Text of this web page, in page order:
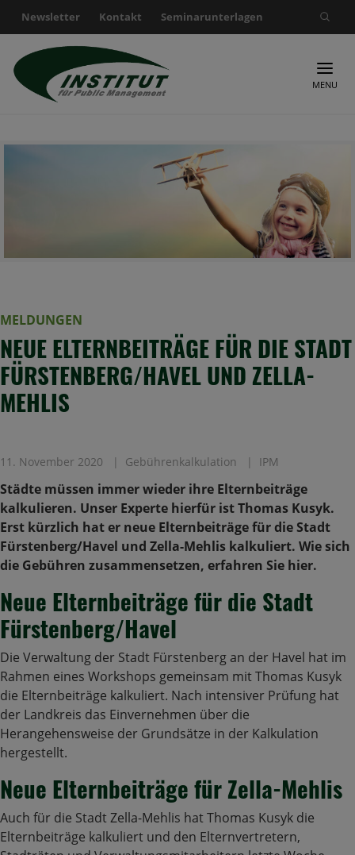
Newsletter Kontakt Seminarunterlagen
Suche nach:
MENU
MELDUNGEN
NEUE ELTERNBEITRÄGE FÜR DIE STADT
FÜRSTENBERG/HAVEL UND ZELLA-
MEHLIS
11. November 2020 Gebührenkalkulation IPM
Städte müssen immer wieder ihre Elternbeiträge
kalkulieren. Unser Experte hierfür ist Thomas Kusyk.
Erst kürzlich hat er neue Elternbeiträge für die Stadt
Fürstenberg/Havel und Zella-Mehlis kalkuliert. Wie sich
die Gebühren zusammensetzen, erfahren Sie hier.
Neue Elternbeiträge für die Stadt
Fürstenberg/Havel
Die Verwaltung der Stadt Fürstenberg an der Havel hat im
Rahmen eines Workshops gemeinsam mit Thomas Kusyk
die Elternbeiträge kalkuliert. Nach intensiver Prüfung hat
der Landkreis das Einvernehmen über die
Herangehensweise der Grundsätze in der Kalkulation
hergestellt.
Neue Elternbeiträge für Zella-Mehlis
Auch für die Stadt Zella-Mehlis hat Thomas Kusyk die
Elternbeiträge kalkuliert und den Elternvertretern,